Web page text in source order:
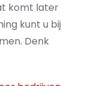
komt later
kunt u bij
Denk